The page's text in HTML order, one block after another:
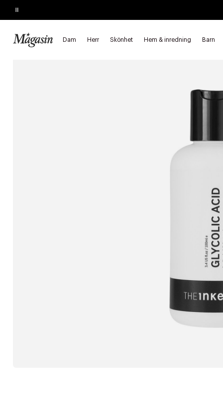
Pause
Dam Herr Skönhet Hem & inredning Barn
SLUTAR SNART
Startsida Skönhet Hudvård Ansiktsvård Toner &